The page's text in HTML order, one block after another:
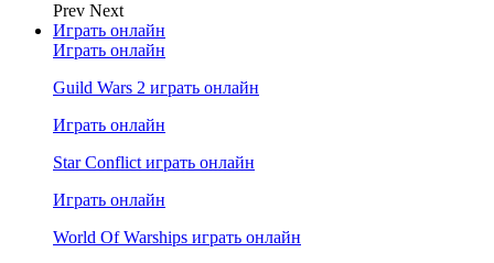
Prev Next
Играть онлайн
Играть онлайн
Guild Wars 2 играть онлайн
Играть онлайн
Star Conflict играть онлайн
Играть онлайн
World Of Warships играть онлайн